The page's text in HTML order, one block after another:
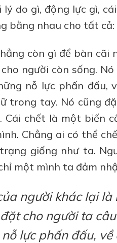
lý do gì, động lực gì,
bằng nhau cho tất cả:
còn gì để bàn cãi
người còn sống.
nỗ lực phấn đấu,
trong tay. Nó cũng
Cái chết là một biến
Chẳng ai có thể
giống như ta.
một mình ta đảm
người khác lại
cho người ta
lực phấn đấu,